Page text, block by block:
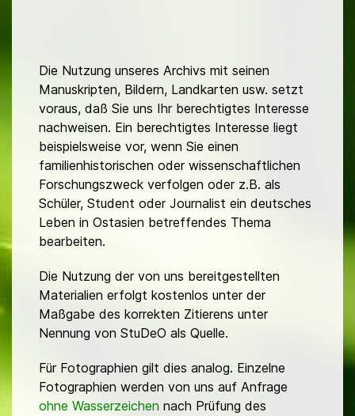
Die Nutzung unseres Archivs mit seinen
Manuskripten, Bildern, Landkarten usw. setzt
voraus, daß Sie uns Ihr berechtigtes Interesse
nachweisen. Ein berechtigtes Interesse liegt
beispielsweise vor, wenn Sie einen
familienhistorischen oder wissenschaftlichen
Forschungszweck verfolgen oder z.B. als
Schüler, Student oder Journalist ein deutsches
Leben in Ostasien betreffendes Thema
bearbeiten.
Die Nutzung der von uns bereitgestellten
Materialien erfolgt kostenlos unter der
Maßgabe des korrekten Zitierens unter
Nennung von StuDeO als Quelle.
Für Fotographien gilt dies analog. Einzelne
Fotographien werden von uns auf Anfrage
ohne Wasserzeichen nach Prüfung des